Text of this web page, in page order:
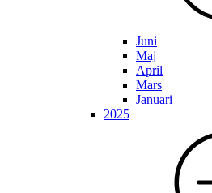
Juni
Maj
April
Mars
Januari
2025